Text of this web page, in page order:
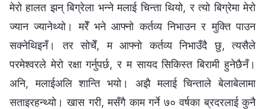
मेरो हालत झन् बिग्रेला भन्‍ने मलाई चिन्ता थियो, र त्यो बिग्रेमा मेरो
ज्यान ज्यानेथ्यो। मरेँ भने आफ्नो कर्तव्य निभाउन र मुक्ति पाउन
सक्नेथिइनँ। तर सोचेँ, म आफ्नो कर्तव्य निभाउँदै छु, त्यसैले
परमेश्‍वरले मेरो रक्षा गर्नुपर्छ, र म सायद सिकिस्त बिरामी हुनेछैनँ।
अनि, मलाईअलि शान्ति भयो। अझै मलाई चिन्ताले बेलाबेलामा
सताइरहन्थ्यो। खास गरी, मसँगै काम गर्ने ७० वर्षका ब्रदरलाई कुनै